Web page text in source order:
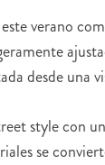
verano
desde una
style con
se